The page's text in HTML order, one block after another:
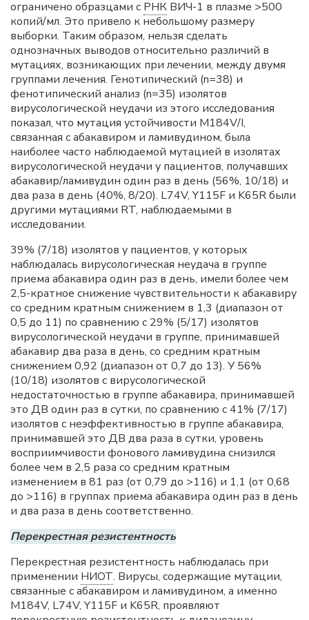
ограничено образцами с РНК ВИЧ-1 в плазме >500
копий/мл. Это привело к небольшому размеру
выборки. Таким образом, нельзя сделать
однозначных выводов относительно различий в
мутациях, возникающих при лечении, между двумя
группами лечения. Генотипический (n=38) и
фенотипический анализ (n=35) изолятов
вирусологической неудачи из этого исследования
показал, что мутация устойчивости M184V/I,
связанная с абакавиром и ламивудином, была
наиболее часто наблюдаемой мутацией в изолятах
вирусологической неудачи у пациентов, получавших
абакавир/ламивудин один раз в день (56%, 10/18) и
два раза в день (40%, 8/20). L74V, Y115F и K65R были
другими мутациями RT, наблюдаемыми в
исследовании.
39% (7/18) изолятов у пациентов, у которых
наблюдалась вирусологическая неудача в группе
приема абакавира один раз в день, имели более чем
2,5-кратное снижение чувствительности к абакавиру
со средним кратным снижением в 1,3 (диапазон от
0,5 до 11) по сравнению с 29% (5/17) изолятов
вирусологической неудачи в группе, принимавшей
абакавир два раза в день, со средним кратным
снижением 0,92 (диапазон от 0,7 до 13). У 56%
(10/18) изолятов с вирусологической
недостаточностью в группе абакавира, принимавшей
это ДВ один раз в сутки, по сравнению с 41% (7/17)
изолятов с неэффективностью в группе абакавира,
принимавшей это ДВ два раза в сутки, уровень
восприимчивости фонового ламивудина снизился
более чем в 2,5 раза со средним кратным
изменением в 81 раз (от 0,79 до >116) и 1,1 (от 0,68
до >116) в группах приема абакавира один раз в день
и два раза в день соответственно.
Перекрестная резистентность
Перекрестная резистентность наблюдалась при
применении НИОТ. Вирусы, содержащие мутации,
связанные с абакавиром и ламивудином, а именно
M184V, L74V, Y115F и K65R, проявляют